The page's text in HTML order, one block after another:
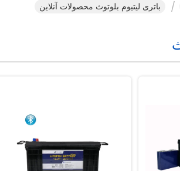
باتری لیتیوم بلوتوث محصولات آنلاین